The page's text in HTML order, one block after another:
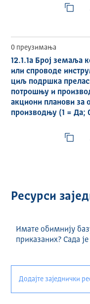
0 преузимања
12.1.1a Број земаља
или спроводе
циљ подршка
потрошњу и
акциони планови
производњу (1 = Да;
Ресурси
Имате обимнију
приказаних? Сада
Додајте заједнички